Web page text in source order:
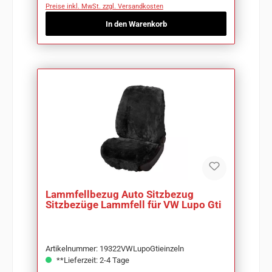
Preise inkl. MwSt. zzgl. Versandkosten
In den Warenkorb
Lammfellbezug Auto Sitzbezug
Sitzbezüge Lammfell für VW Lupo Gti
Artikelnummer: 19322VWLupoGtieinzeln
**Lieferzeit: 2-4 Tage